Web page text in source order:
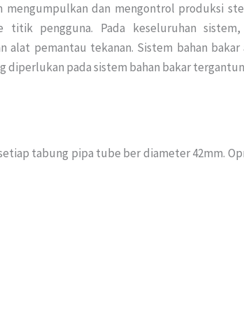
mengumpulkan dan mengontrol produksi
titik pengguna. Pada keseluruhan
alat pemantau tekanan. Sistem bahan
pada sistem bahan bakar
tabung pipa tube ber diameter 42mm.